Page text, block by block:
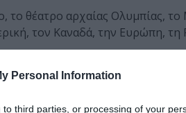
Personal Information
third parties, or processing of your
το θέατρο αρχαίας Ολυμπίας,
τον Καναδά, την Ευρώπη, τη
όπου η φωνή και το
και ψυχή.